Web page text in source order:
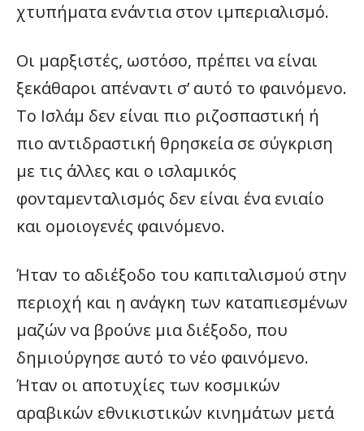
χτυπήματα ενάντια στον ιμπεριαλισμό.
Οι μαρξιστές, ωστόσο, πρέπει να είναι
ξεκάθαροι απέναντι σ’ αυτό το φαινόμενο.
Το Ισλάμ δεν είναι πιο ριζοσπαστική ή
πιο αντιδραστική θρησκεία σε σύγκριση
με τις άλλες και ο ισλαμικός
φονταμενταλισμός δεν είναι ένα ενιαίο
και ομοιογενές φαινόμενο.
Ήταν το αδιέξοδο του καπιταλισμού στην
περιοχή και η ανάγκη των καταπιεσμένων
μαζών να βρούνε μια διέξοδο, που
δημιούργησε αυτό το νέο φαινόμενο.
Ήταν οι αποτυχίες των κοσμικών
αραβικών εθνικιστικών κινημάτων μετά